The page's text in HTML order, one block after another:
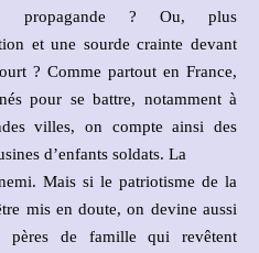
propagande ? Ou, plus
et une sourde crainte devant
? Comme partout en France,
pour se battre, notamment à
villes, on compte ainsi des
d’enfants soldats. La
Mais si le patriotisme de la
mis en doute, on devine aussi
pères de famille qui revêtent